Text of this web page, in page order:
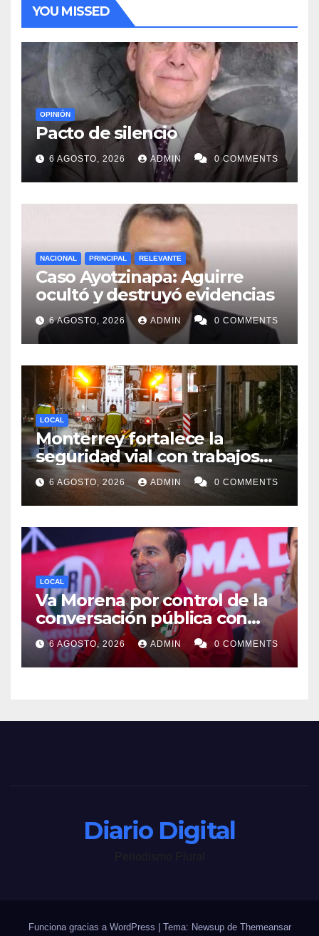
YOU MISSED
OPINIÓN
Pacto de silencio
6 AGOSTO, 2026 ADMIN 0 COMMENTS
NACIONAL PRINCIPAL RELEVANTE
Caso Ayotzinapa: Aguirre
ocultó y destruyó evidencias
6 AGOSTO, 2026 ADMIN 0 COMMENTS
LOCAL
Monterrey fortalece la
seguridad vial con trabajos
de delimitación de carriles en
Paseo de los Leones
6 AGOSTO, 2026 ADMIN 0 COMMENTS
LOCAL
Va Morena por control de la
conversación pública con
nueva Ley mordaza: José Luis
Garza Ochoa
6 AGOSTO, 2026 ADMIN 0 COMMENTS
Diario Digital
Funciona gracias a WordPress Tema: Newsup de Themeansar